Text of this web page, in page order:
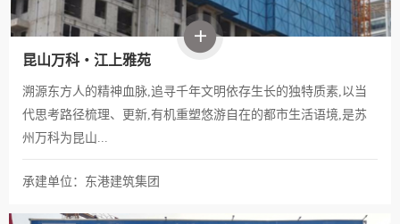
昆山万科・江上雅苑
溯源东方人的精神血脉,追寻千年文明依存生长的独特质素,以当
代思考路径梳理、更新,有机重塑悠游自在的都市生活语境,是苏
州万科为昆山...
承建单位：东港建筑集团